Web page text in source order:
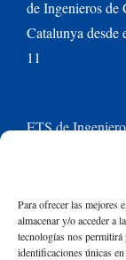
Para ofrecer las mejores
almacenar y/o acceder a
tecnologías nos permitirá
identificaciones únicas
de Ingenieros de
Catalunya desde
11
ETS de
Universitat